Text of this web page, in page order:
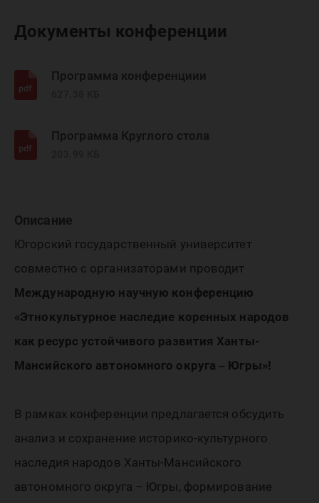
Документы конференции
Программа конференциии
Программа Круглого стола
Описание
Югорский государственный университет
совместно с организаторами проводит
Международную научную конференцию
«Этнокультурное наследие коренных народов
как ресурс устойчивого развития Ханты-
Мансийского автономного округа ‒ Югры»!
В рамках конференции предлагается обсудить
анализ и сохранение историко-культурного
наследия народов Ханты-Мансийского
автономного округа – Югры, формирование